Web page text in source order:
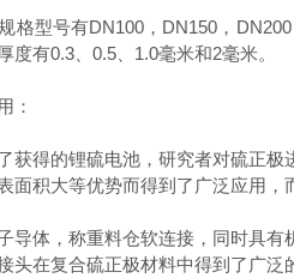
型号有DN100，DN150，DN200
度有0.3、0.5、1.0毫米和2毫米。
：
得的锂硫电池，研究者对硫正极
面积大等优势而得到了广泛应用
体，称重料仓软连接，同时具有
头在复合硫正极材料中得到了广泛